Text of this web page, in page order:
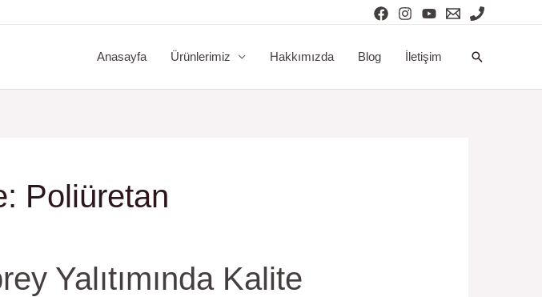
Anasayfa
Ürünlerimiz Hakkımızda Blog İletişim Arama
Poliüretan
Yalıtımında Kalite